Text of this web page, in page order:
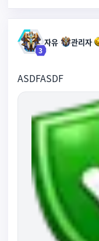
3
자유· 관리자·
ASDFASDF